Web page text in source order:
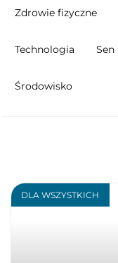
Zdrowie fizyczne
Technologia Sen
Środowisko
DLA WSZYSTKICH